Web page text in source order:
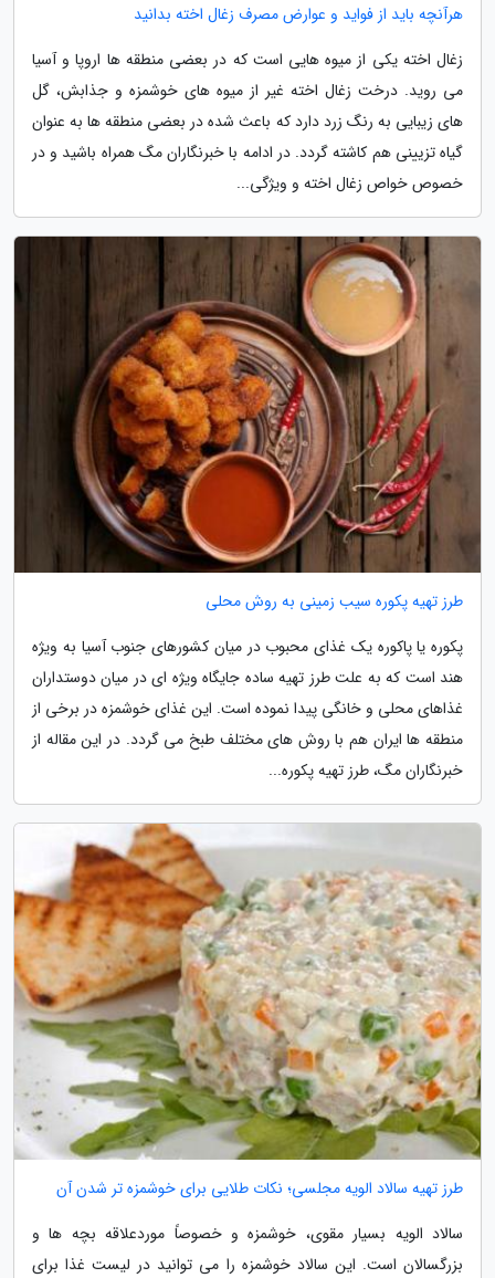
هرآنچه باید از فواید و عوارض مصرف زغال اخته بدانید
زغال اخته یکی از میوه هایی است که در بعضی منطقه ها اروپا و آسیا
می روید. درخت زغال اخته غیر از میوه های خوشمزه و جذابش، گل
های زیبایی به رنگ زرد دارد که باعث شده در بعضی منطقه ها به عنوان
گیاه تزیینی هم کاشته گردد. در ادامه با خبرنگاران مگ همراه باشید و در
خصوص خواص زغال اخته و ویژگی...
طرز تهیه پکوره سیب زمینی به روش محلی
پکوره یا پاکوره یک غذای محبوب در میان کشورهای جنوب آسیا به ویژه
هند است که به علت طرز تهیه ساده جایگاه ویژه ای در میان دوستداران
غذاهای محلی و خانگی پیدا نموده است. این غذای خوشمزه در برخی از
منطقه ها ایران هم با روش های مختلف طبخ می گردد. در این مقاله از
خبرنگاران مگ، طرز تهیه پکوره...
طرز تهیه سالاد الویه مجلسی؛ نکات طلایی برای خوشمزه تر شدن آن
سالاد الویه بسیار مقوی، خوشمزه و خصوصاً موردعلاقه بچه ها و
بزرگسالان است. این سالاد خوشمزه را می توانید در لیست غذا برای